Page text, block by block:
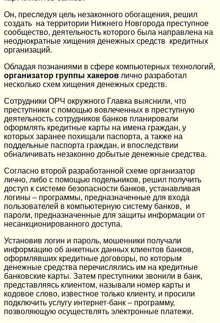
Он, преследуя цель незаконного обогащения, решил
создать на территории Нижнего Новгорода преступное
сообщество, деятельность которого была направлена на
неоднократные хищения денежных средств кредитных
организаций.
Обладая познаниями в сфере компьютерных технологий,
организатор группы хакеров лично разработал
несколько схем хищения денежных средств.
Сотрудники ОРЧ окружного Главка выяснили, что
преступники с помощью вовлеченных в преступную
деятельность сотрудников банков планировали
оформлять кредитные карты на имена граждан, у
которых заранее похищали паспорта, а также на
поддельные паспорта граждан, и впоследствии
обналичивать незаконно добытые денежные средства.
Согласно второй разработанной схеме организатор
лично, либо с помощью подельников, решил получить
доступ к системе безопасности банков, устанавливая
логины – программы, предназначенные для входа
пользователей в компьютерную систему банков, и
пароли, предназначенные для защиты информации от
несанкционированного доступа.
Установив логин и пароль, мошенники получали
информацию об анкетных данных клиентов банков,
оформлявших кредитные договоры, по которым
денежные средства перечислялись им на кредитные
банковские карты. Затем преступники звонили в банк,
представляясь клиентом, называли номер карты и
кодовое слово, известное только клиенту, и просили
подключить услугу интернет-банк – программу,
позволяющую осуществлять электронные платежи.